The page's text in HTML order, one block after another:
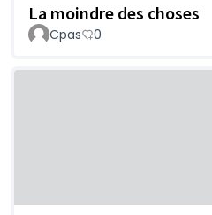
La moindre des choses
Cpas 0